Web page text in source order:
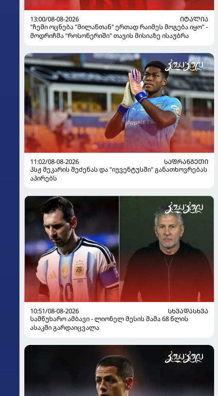
13:00/08-08-2026
ᲘᲢᲐᲚᲘᲐ
"ჩემი ოცნება "მილანთან" ერთად რაიმეს მოგება იყო" -
მოდრიჩმა "როსონერიში" თავის მისიაზე ისაუბრა
11:02/08-08-2026
ᲡᲐᲤᲠᲐᲜᲒᲔᲗᲘ
პსჟ მეკარის შეძენას და "იუვენტუსში" განათხოვრებას
აპირებს
10:51/08-08-2026
ᲡᲮᲕᲐᲓᲐᲡᲮᲕᲐ
სამწუხარო ამბავი - ლიონელ მესის მამა 68 წლის
ასაკში გარდაიცვალა